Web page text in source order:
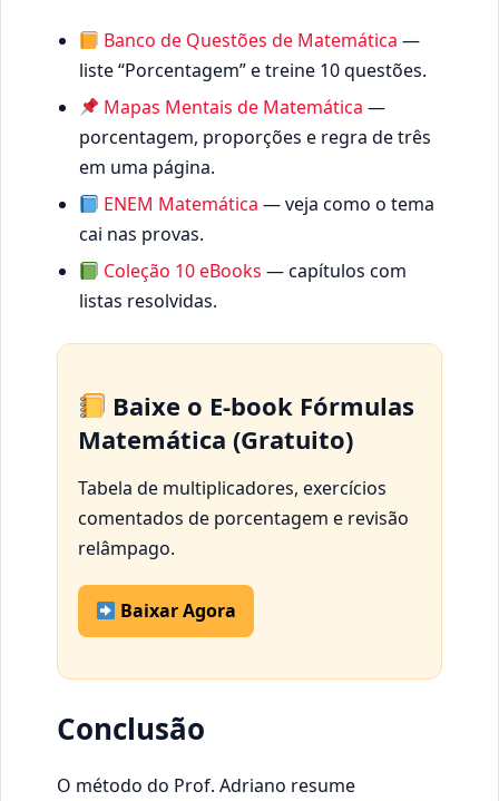
Banco de Questões de Matemática —
liste “Porcentagem” e treine 10 questões.
Mapas Mentais de Matemática —
porcentagem, proporções e regra de três
em uma página.
ENEM Matemática — veja como o tema
cai nas provas.
Coleção 10 eBooks — capítulos com
listas resolvidas.
Baixe o E-book Fórmulas
Matemática (Gratuito)
Tabela de multiplicadores, exercícios
comentados de porcentagem e revisão
relâmpago.
Baixar Agora
Conclusão
O método do Prof. Adriano resume